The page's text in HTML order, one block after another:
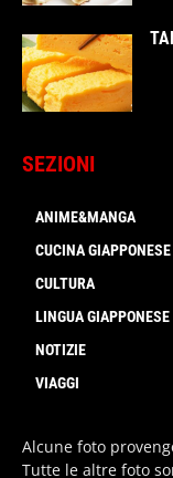
SEZIONI
ANIME&MANGA
CUCINA GIAPPONESE
CULTURA
LINGUA GIAPPONESE
NOTIZIE
VIAGGI
Alcune foto
Tutte le altre foto